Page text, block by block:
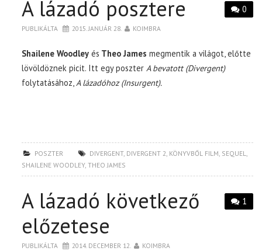
0
A lázadó posztere
PUBLIKÁLTA 2015. JANUÁR 28. KOIMBRA
Shailene Woodley és Theo James megmentik a világot, előtte
lövöldöznek picit. Itt egy poszterA bevatott (Divergent)
folytatásához,A lázadóhoz (Insurgent).
POSZTER DIVERGENT, DIVERGENT 2, KÖNYVBŐL FILM, SEQUEL,
SHAILENE WOODLEY,THEO JAMES
1
A lázadó következő
előzetese
PUBLIKÁLTA 2014. DECEMBER 12. KOIMBRA